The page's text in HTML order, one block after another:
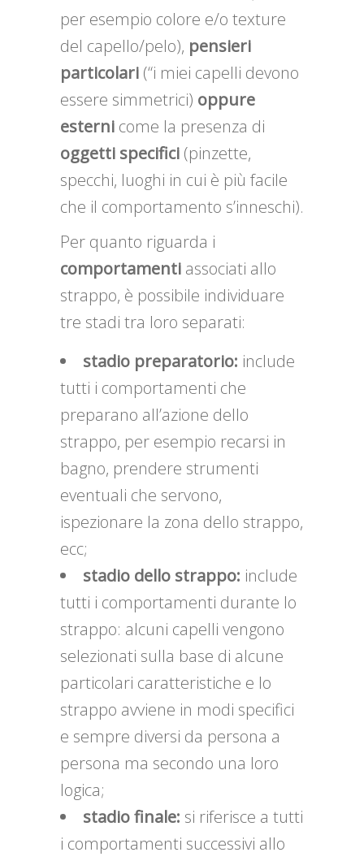
per esempio colore e/o texture
del capello/pelo), pensieri
particolari (“i miei capelli devono
essere simmetrici) oppure
esterni come la presenza di
oggetti specifici (pinzette,
specchi, luoghi in cui è più facile
che il comportamento s’inneschi).
Per quanto riguarda i
comportamenti associati allo
strappo, è possibile individuare
tre stadi tra loro separati:
stadio preparatorio: include
tutti i comportamenti che
preparano all’azione dello
strappo, per esempio recarsi in
bagno, prendere strumenti
eventuali che servono,
ispezionare la zona dello strappo,
ecc;
stadio dello strappo: include
tutti i comportamenti durante lo
strappo: alcuni capelli vengono
selezionati sulla base di alcune
particolari caratteristiche e lo
strappo avviene in modi specifici
e sempre diversi da persona a
persona ma secondo una loro
logica;
stadio finale: si riferisce a tutti
i comportamenti successivi allo